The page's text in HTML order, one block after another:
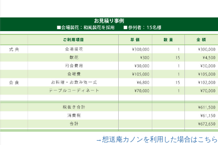
→想送庵カノンを利用した場合はこちら